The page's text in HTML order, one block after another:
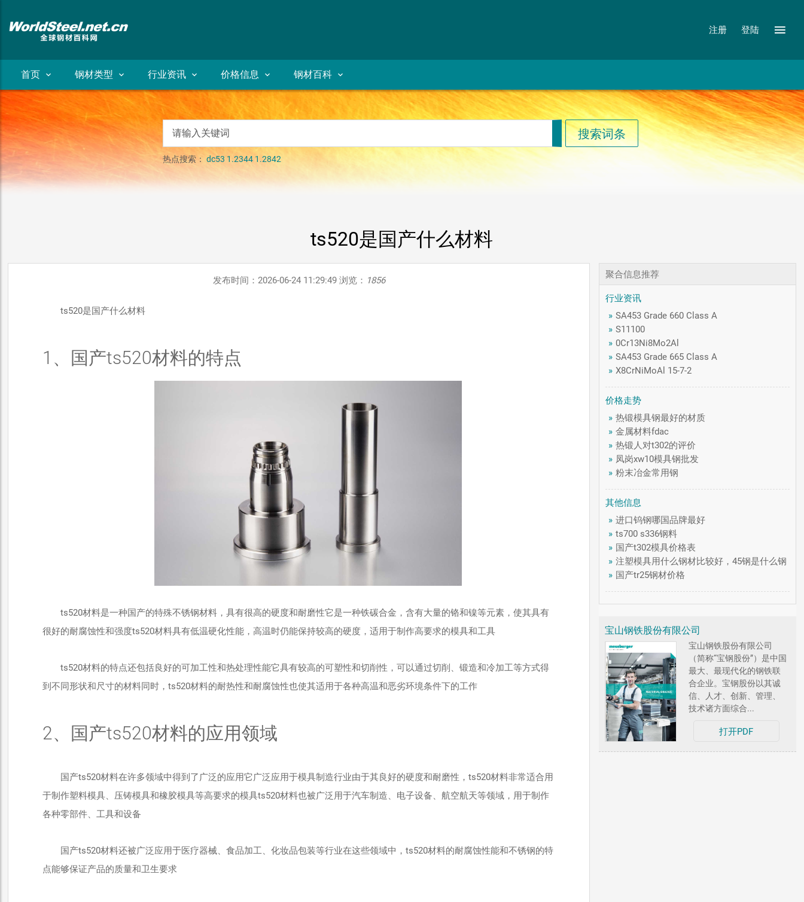
注册 登陆
首页 钢材类型 行业资讯 价格信息 钢材百科
热点搜索： dc53 1.2344 1.2842
ts520是国产什么材料
发布时间：2026-06-24 11:29:49 浏览： 1856
ts520是国产什么材料
1、国产ts520材料的特点
ts520材料是一种国产的特殊不锈钢材料，具有很高的硬度和耐磨性它是一种铁碳合金，含有大量的铬和镍等元素，使其具有
很好的耐腐蚀性和强度ts520材料具有低温硬化性能，高温时仍能保持较高的硬度，适用于制作高要求的模具和工具
ts520材料的特点还包括良好的可加工性和热处理性能它具有较高的可塑性和切削性，可以通过切削、锻造和冷加工等方式得
到不同形状和尺寸的材料同时，ts520材料的耐热性和耐腐蚀性也使其适用于各种高温和恶劣环境条件下的工作
2、国产ts520材料的应用领域
国产ts520材料在许多领域中得到了广泛的应用它广泛应用于模具制造行业由于其良好的硬度和耐磨性，ts520材料非常适合用
于制作塑料模具、压铸模具和橡胶模具等高要求的模具ts520材料也被广泛用于汽车制造、电子设备、航空航天等领域，用于制作
各种零部件、工具和设备
国产ts520材料还被广泛应用于医疗器械、食品加工、化妆品包装等行业在这些领域中，ts520材料的耐腐蚀性能和不锈钢的特
点能够保证产品的质量和卫生要求
聚合信息推荐
行业资讯
» SA453 Grade 660 Class A
» S11100
» 0Cr13Ni8Mo2Al
» SA453 Grade 665 Class A
» X8CrNiMoAl 15-7-2
价格走势
» 热锻模具钢最好的材质
» 金属材料fdac
» 热锻人对t302的评价
» 凤岗xw10模具钢批发
» 粉末冶金常用钢
其他信息
» 进口钨钢哪国品牌最好
» ts700 s336钢料
» 国产t302模具价格表
» 注塑模具用什么钢材比较好，45钢是什么钢
» 国产tr25钢材价格
宝山钢铁股份有限公司
宝山钢铁股份有限公司
（简称“宝钢股份”）是中国
最大、最现代化的钢铁联
合企业。宝钢股份以其诚
信、人才、创新、管理、
技术诸方面综合...
打开PDF